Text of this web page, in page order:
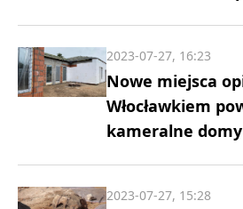
Nowe miejsca
Włocławkiem
kameralne
2023-07-27, 16:23
2023-07-27, 15:28